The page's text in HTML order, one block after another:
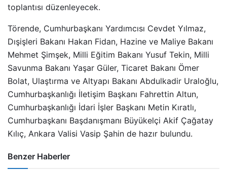
toplantısı düzenleyecek.
Törende, Cumhurbaşkanı Yardımcısı Cevdet Yılmaz,
Dışişleri Bakanı Hakan Fidan, Hazine ve Maliye Bakanı
Mehmet Şimşek, Milli Eğitim Bakanı Yusuf Tekin, Milli
Savunma Bakanı Yaşar Güler, Ticaret Bakanı Ömer
Bolat, Ulaştırma ve Altyapı Bakanı Abdulkadir Uraloğlu,
Cumhurbaşkanlığı İletişim Başkanı Fahrettin Altun,
Cumhurbaşkanlığı İdari İşler Başkanı Metin Kıratlı,
Cumhurbaşkanı Başdanışmanı Büyükelçi Akif Çağatay
Kılıç, Ankara Valisi Vasip Şahin de hazır bulundu.
Benzer Haberler